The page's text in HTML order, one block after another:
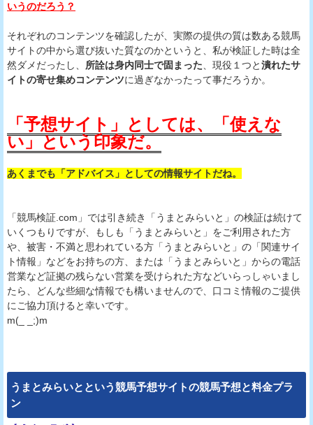
いうのだろう？
それぞれのコンテンツを確認したが、実際の提供の質は数ある競馬
サイトの中から選び抜いた質なのかというと、私が検証した時は全
然ダメだったし、 所詮は身内同士で固まった 、現役１つと潰れたサ
イトの寄せ集めコンテンツに過ぎなかったって事だろうか。
「予想サイト」としては、「使えな
い」という印象だ。
あくまでも「アドバイス」としての情報サイトだね。
「競馬検証.com」では引き続き「うまとみらいと」の検証は続けて
いくつもりですが、もしも「うまとみらいと」をご利用された方
や、被害・不満と思われている方「うまとみらいと」の「関連サイ
ト情報」などをお持ちの方、または「うまとみらいと」からの電話
営業など証拠の残らない営業を受けられた方などいらっしゃいまし
たら、どんな些細な情報でも構いませんので、口コミ情報のご提供
にご協力頂けると幸いです。
m(_ _;)m
うまとみらいとという競馬予想サイトの競馬予想と料金プラ
ン